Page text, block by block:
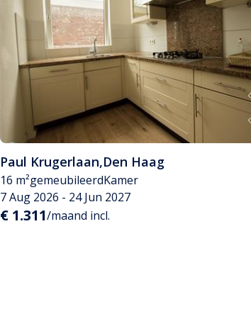
Paul Krugerlaan,Den Haag
16 m²gemeubileerdKamer
7 Aug 2026 - 24 Jun 2027
€ 1.311/maand incl.